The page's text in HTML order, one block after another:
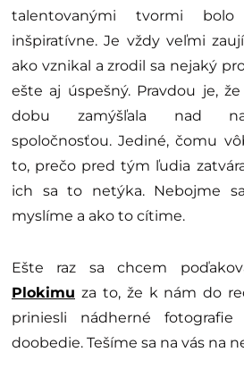
talentovanými tvormi
inšpiratívne. Je vždy veľmi
ako vznikal a zrodil sa nejaký
ešte aj úspešný. Pravdou je,
dobu zamýšľala nad
spoločnosťou. Jediné, čomu
to, prečo pred tým ľudia
ich sa to netýka. Nebojme
myslíme a ako to cítime.
Ešte raz sa chcem
Plokimu za to, že k nám do
priniesli nádherné
doobedie. Tešíme sa na vás na